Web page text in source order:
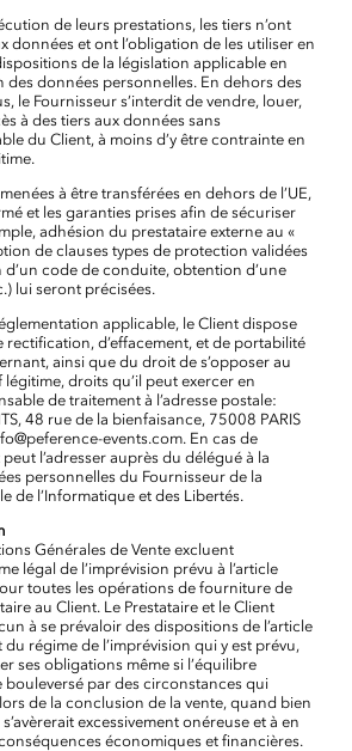
de leurs prestations, les tiers n’ont
données et ont l’obligation de les utiliser en
de la législation applicable en
des données personnelles. En dehors des
le Fournisseur s’interdit de vendre, louer,
à des tiers aux données sans
du Client, à moins d’y être contrainte en
à être transférées en dehors de l’UE,
et les garanties prises afin de sécuriser
adhésion du prestataire externe au «
de clauses types de protection validées
d’un code de conduite, obtention d’une
lui seront précisées.
applicable, le Client dispose
rectification, d’effacement, et de portabilité
ainsi que du droit de s’opposer au
droits qu’il peut exercer en
de traitement à l’adresse postale:
48 rue de la bienfaisance, 75008 PARIS
events.com. En cas de
l’adresser auprès du délégué à la
personnelles du Fournisseur de la
de l’Informatique et des Libertés.
Générales de Vente excluent
légal de l’imprévision prévu à l’article
toutes les opérations de fourniture de
au Client. Le Prestataire et le Client
à se prévaloir des dispositions de l’article
régime de l’imprévision qui y est prévu,
ses obligations même si l’équilibre
par des circonstances qui
de la conclusion de la vente, quand bien
excessivement onéreuse et à en
économiques et financières.